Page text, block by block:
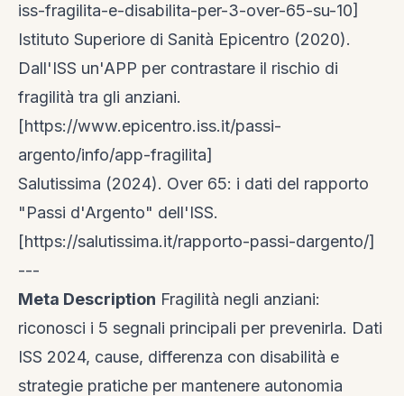
iss-fragilita-e-disabilita-per-3-over-65-su-10]
Istituto Superiore di Sanità Epicentro (2020).
Dall'ISS un'APP per contrastare il rischio di
fragilità tra gli anziani.
[https://www.epicentro.iss.it/passi-
argento/info/app-fragilita]
Salutissima (2024). Over 65: i dati del rapporto
"Passi d'Argento" dell'ISS.
[https://salutissima.it/rapporto-passi-dargento/]
---
Meta Description Fragilità negli anziani:
riconosci i 5 segnali principali per prevenirla. Dati
ISS 2024, cause, differenza con disabilità e
strategie pratiche per mantenere autonomia